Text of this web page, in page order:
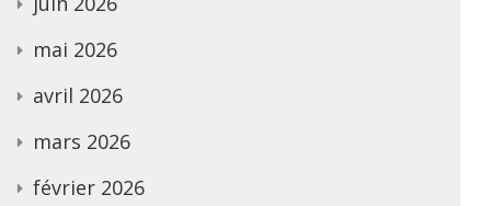
mai 2026
avril 2026
mars 2026
février 2026